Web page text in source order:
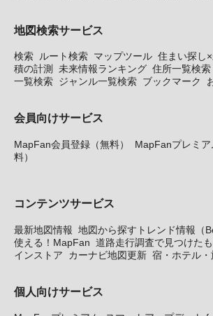
地図検索サービス
検索 ルート検索 マップツール 住まい探し
積の計測
未来情報ランキング 住所一覧検索
一覧検索 ジャンル一覧検索 ブックマーク
会員向けサービス
MapFan会員登録（無料）
MapFanプレミ
料）
コンテンツサービス
最新地図情報 地図から探すトレンド情報（
使える！MapFan 道路走行調査で見つけた
インストア
カーナビ地図更新 宿・ホテル・
個人向けサービス